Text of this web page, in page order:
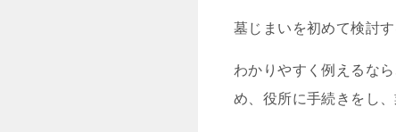
墓じまいを初めて検討
わかりやすく例えるな
め、役所に手続きをし